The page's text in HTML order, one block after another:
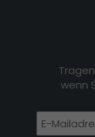
wenn